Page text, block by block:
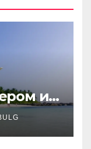
и
в